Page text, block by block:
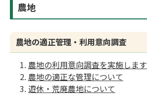
農地
農地の適正管理・利用意向調査
農地の利用意向調査を実施します
農地の適正な管理について
遊休・荒廃農地について